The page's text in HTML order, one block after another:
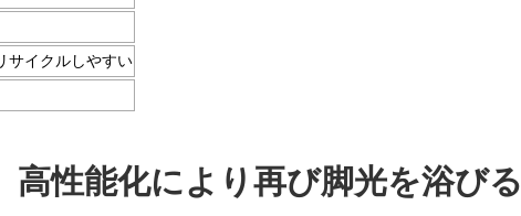
サイクルしやすい
高性能化により再び脚光を浴びる